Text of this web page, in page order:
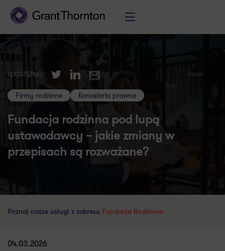
UDOSTĘPNIJ TwitterLinkedIn
E-mail
Firmy rodzinne Kancelaria prawna
Fundacja rodzinna pod lupą
ustawodawcy – jakie zmiany w
przepisach są rozważane?
Poznaj nasze usługi z zakresu Fundacja Rodzinna
04.03.2026